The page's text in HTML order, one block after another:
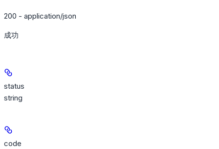
200 - application/json
成功
status
string
code